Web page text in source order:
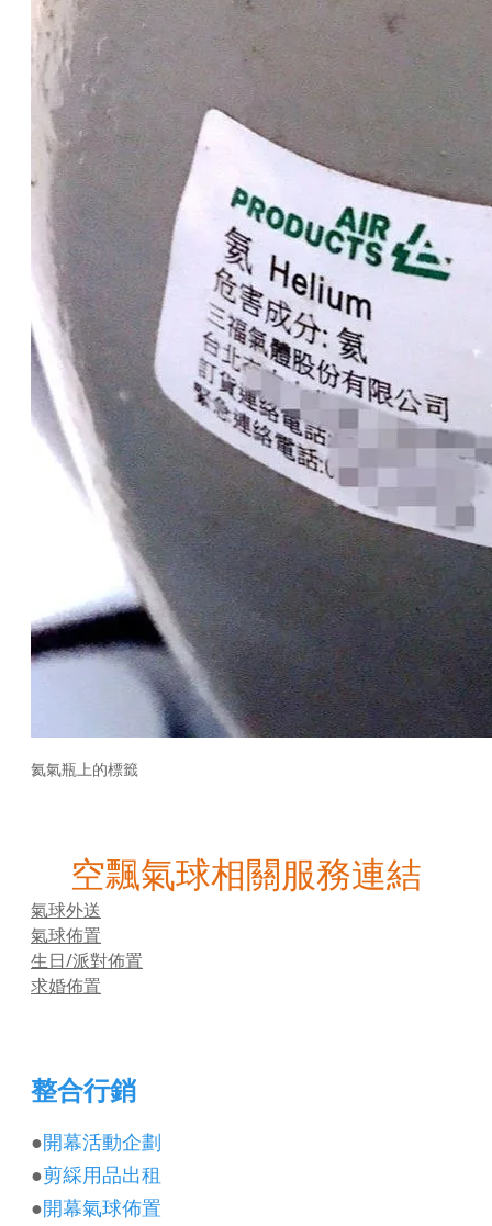
氦氣瓶上的標籤
空飄氣球相關服務連結
氣球外送
氣球佈置
生日/派對佈置
求婚佈置
整合行銷
●開幕活動企劃
●剪綵用品出租
●開幕氣球佈置